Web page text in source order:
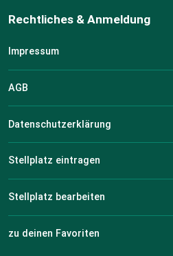
Rechtliches & Anmeldung
Impressum
AGB
Datenschutzerklärung
Stellplatz eintragen
Stellplatz bearbeiten
zu deinen Favoriten